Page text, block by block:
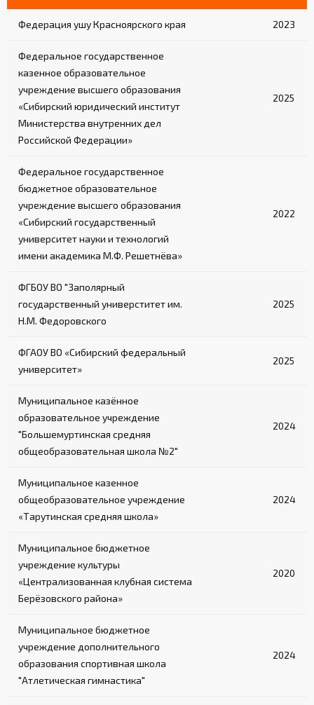
Федерация ушу Красноярского края 2023
Федеральное государственное
казенное образовательное
учреждение высшего образования
«Сибирский юридический институт
Министерства внутренних дел
Российской Федерации»
2025
Федеральное государственное
бюджетное образовательное
учреждение высшего образования
«Сибирский государственный
университет науки и технологий
имени академика М.Ф. Решетнёва»
2022
ФГБОУ ВО "Заполярный
государственный универститет им.
Н.М. Федоровского
2025
ФГАОУ ВО «Сибирский федеральный
университет»
2025
Муниципальное казённое
образовательное учреждение
"Большемуртинская средняя
общеобразовательная школа №2"
2024
Муниципальное казенное
общеобразовательное учреждение
«Тарутинская средняя школа»
2024
Муниципальное бюджетное
учреждение культуры
«Централизованная клубная система
Берёзовского района»
2020
Муниципальное бюджетное
учреждение дополнительного
образования спортивная школа
"Атлетическая гимнастика"
2024